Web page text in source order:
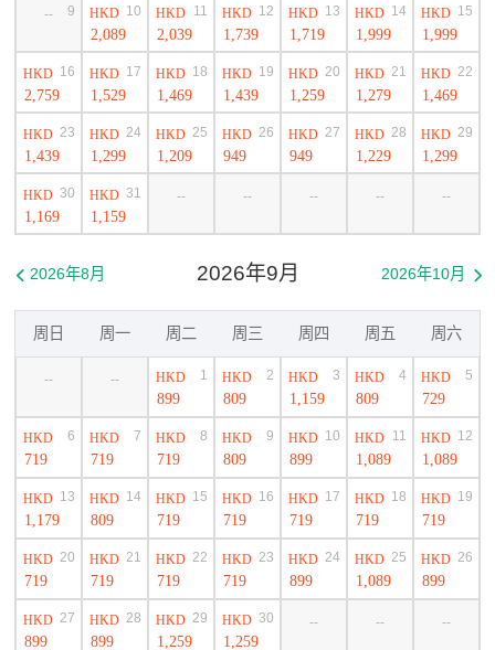
-- 9 HKD
2,089
10 HKD
2,039
11 HKD
1,739
12 HKD
1,719
13 HKD
1,999
14 HKD
1,999
15
HKD
2,759
16 HKD
1,529
17 HKD
1,469
18 HKD
1,439
19 HKD
1,259
20 HKD
1,279
21 HKD
1,469
22
HKD
1,439
23 HKD
1,299
24 HKD
1,209
25 HKD
949
26 HKD
949
27 HKD
1,229
28 HKD
1,299
29
HKD
1,169
30 HKD
1,159
31 -- -- -- -- --
2026年9月
 2026年8月 2026年10月 
周日 周一 周二 周三 周四 周五 周六
-- -- HKD
899
1 HKD
809
2 HKD
1,159
3 HKD
809
4 HKD
729
5
HKD
719
6 HKD
719
7 HKD
719
8 HKD
809
9 HKD
899
10 HKD
1,089
11 HKD
1,089
12
HKD
1,179
13 HKD
809
14 HKD
719
15 HKD
719
16 HKD
719
17 HKD
719
18 HKD
719
19
HKD
719
20 HKD
719
21 HKD
719
22 HKD
719
23 HKD
899
24 HKD
1,089
25 HKD
899
26
HKD
899
27 HKD
899
28 HKD
1,259
29 HKD
1,259
30 -- -- --